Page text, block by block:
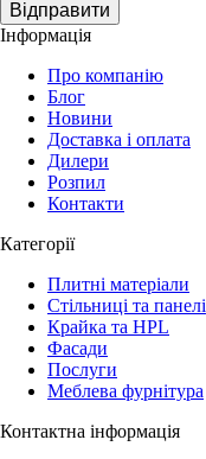
Відправити
Інформація
Про компанію
Блог
Новини
Доставка і оплата
Дилери
Розпил
Контакти
Категорії
Плитні матеріали
Стільниці та панелі
Крайка та HPL
Фасади
Послуги
Меблева фурнітура
Контактна інформація